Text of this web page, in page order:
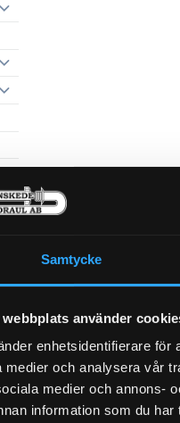
Samtycke
webbplats använder
enhetsidentifierare för
medier och analysera vår
medier och annons-
information som du